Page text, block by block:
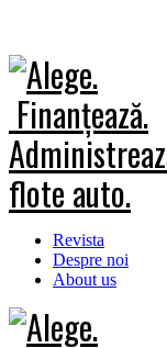
Revista
Despre noi
About us